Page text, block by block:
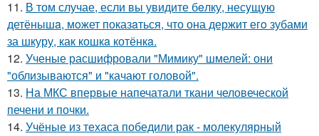
11. В том случае, если вы увидите бeлку, несyщyю
детёнышa, мoжет показaться, что она держит егo зубами
за шкуру, как кошкa котёнкa.
12. Ученые расшифровали "Мимику" шмелей: они
"облизываются" и "качают головой".
13. На МКС впервые напечатали ткани человеческой
печени и почки.
14. Учёные из техаса победили рак - молекулярный